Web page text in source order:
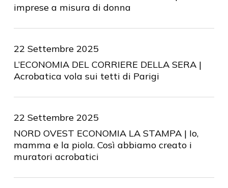
imprese a misura di donna
22 Settembre 2025
L’ECONOMIA DEL CORRIERE DELLA SERA |
Acrobatica vola sui tetti di Parigi
22 Settembre 2025
NORD OVEST ECONOMIA LA STAMPA | Io,
mamma e la piola. Così abbiamo creato i
muratori acrobatici